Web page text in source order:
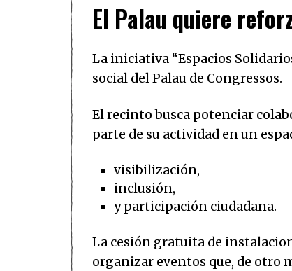
El Palau quiere
La iniciativa “Espacios
social del Palau de Congressos.
El recinto busca potenciar
parte de su actividad en un
visibilización,
inclusión,
y participación ciudadana.
La cesión gratuita de
organizar eventos que, de otro